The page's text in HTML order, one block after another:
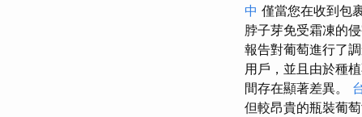
中 僅當您在收到包
脖子芽免受霜凍的侵
報告對葡萄進行​​了
用戶，並且由於種
間存在顯著差異。
但較昂貴的瓶裝葡